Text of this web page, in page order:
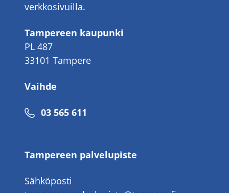
verkkosivuilla.
Tampereen kaupunki
PL 487
33101 Tampere
Vaihde
Puhelinnumero
03 565 611
Tampereen palvelupiste
Sähköposti